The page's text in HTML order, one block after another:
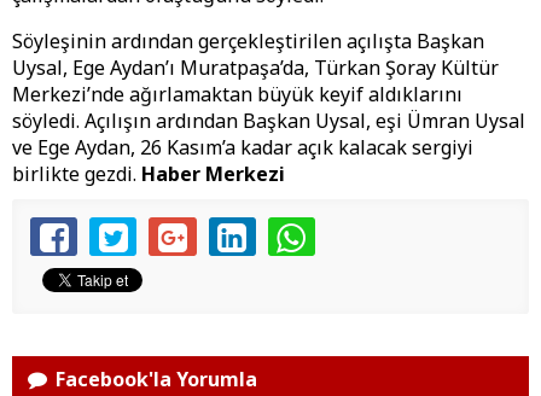
Söyleşinin ardından gerçekleştirilen açılışta Başkan
Uysal, Ege Aydan’ı Muratpaşa’da, Türkan Şoray Kültür
Merkezi’nde ağırlamaktan büyük keyif aldıklarını
söyledi. Açılışın ardından Başkan Uysal, eşi Ümran Uysal
ve Ege Aydan, 26 Kasım’a kadar açık kalacak sergiyi
birlikte gezdi. Haber Merkezi
Facebook'la Yorumla